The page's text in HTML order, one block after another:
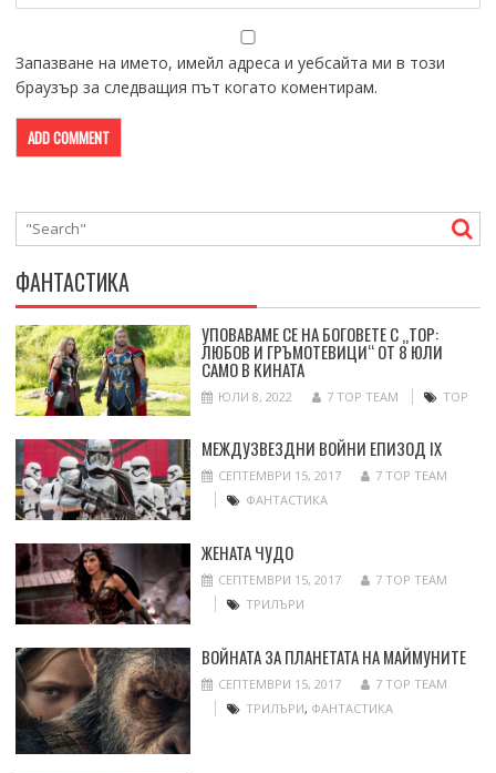
Запазване на името, имейл адреса и уебсайта ми в този
браузър за следващия път когато коментирам.
ФАНТАСТИКА
УПОВАВАМЕ СЕ НА БОГОВЕТЕ С „ТОР:
ЛЮБОВ И ГРЪМОТЕВИЦИ“ ОТ 8 ЮЛИ
САМО В КИНАТА
ЮЛИ 8, 2022 7 TOP TEAM ТОР
МЕЖДУЗВЕЗДНИ ВОЙНИ ЕПИЗОД IX
СЕПТЕМВРИ 15, 2017
7 TOP TEAM
ФАНТАСТИКА
ЖЕНАТА ЧУДО
СЕПТЕМВРИ 15, 2017
7 TOP TEAM
ТРИЛЪРИ
ВОЙНАТА ЗА ПЛАНЕТАТА НА МАЙМУНИТЕ
СЕПТЕМВРИ 15, 2017
7 TOP TEAM
ТРИЛЪРИ, ФАНТАСТИКА